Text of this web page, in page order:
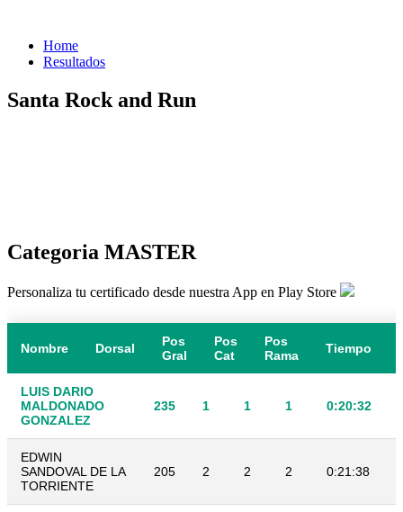
Home
Resultados
Santa Rock and Run
Categoria MASTER
Personaliza tu certificado desde nuestra App en Play Store
Nombre Dorsal
Pos
Gral
Pos
Cat
Pos
Rama
Tiempo
LUIS DARIO
MALDONADO
GONZALEZ
235 1 1 1 0:20:32
EDWIN
SANDOVAL DE LA
TORRIENTE
205 2 2 2 0:21:38